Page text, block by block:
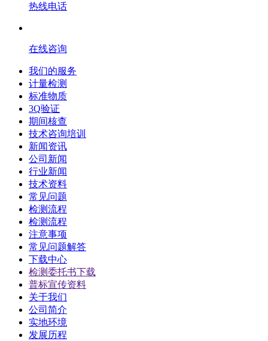
热线电话
在线咨询
我们的服务
计量检测
标准物质
3Q验证
期间核查
技术咨询培训
新闻资讯
公司新闻
行业新闻
技术资料
常见问题
检测流程
检测流程
注意事项
常见问题解答
下载中心
检测委托书下载
普标宣传资料
关于我们
公司简介
实地环境
发展历程